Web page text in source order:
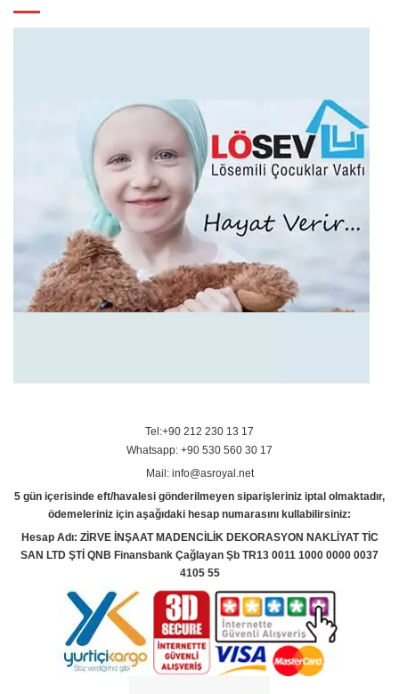
Tel:+90 212 230 13 17
Whatsapp: +90 530 560 30 17
Mail: info@asroyal.net
5 gün içerisinde eft/havalesi gönderilmeyen siparişleriniz iptal olmaktadır,
ödemeleriniz için aşağıdaki hesap numarasını kullabilirsiniz:
Hesap Adı: ZİRVE İNŞAAT MADENCİLİK DEKORASYON NAKLİYAT TİC
SAN LTD ŞTİ QNB Finansbank Çağlayan Şb TR13 0011 1000 0000 0037
4105 55